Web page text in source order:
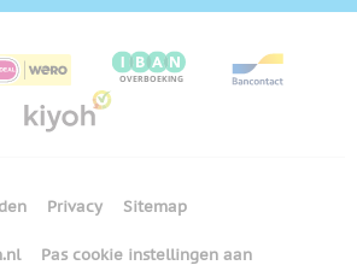
Privacy Sitemap
Pas cookie instellingen aan